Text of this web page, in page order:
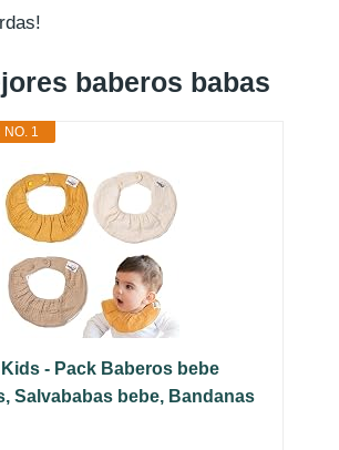
baberos babas
1
- Pack Baberos bebe
Salvababas bebe, Bandanas